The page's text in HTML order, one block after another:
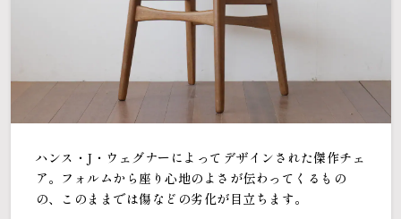
ハンス・J・ウェグナーによってデザインされた傑作チェ
ア。フォルムから座り心地のよさが伝わってくるもの
の、このままでは傷などの劣化が目立ちます。